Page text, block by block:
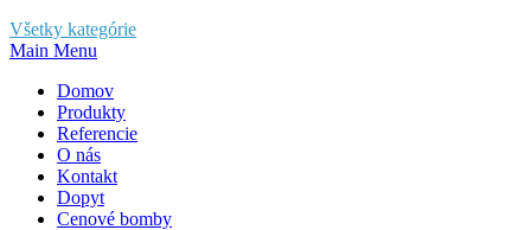
Všetky kategórie
Main Menu
Domov
Produkty
Referencie
O nás
Kontakt
Dopyt
Cenové bomby